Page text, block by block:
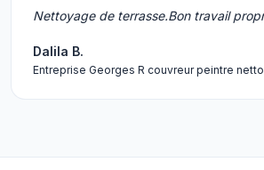
Nettoyage de terrasse.Bon travail
Dalila B.
Entreprise Georges R couvreur peintre